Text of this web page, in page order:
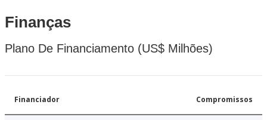
Finanças
Plano De Financiamento (US$ Milhões)
Financiador Compromissos